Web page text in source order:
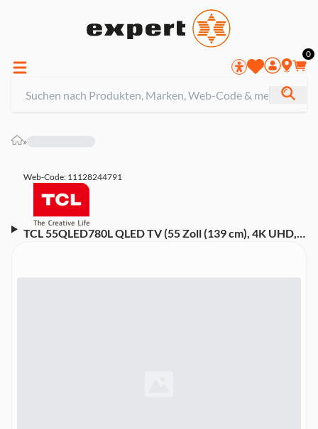
0
»
Web-Code: 11128244791
TCL 55QLED780L QLED TV (55 Zoll (139 cm), 4K UHD,